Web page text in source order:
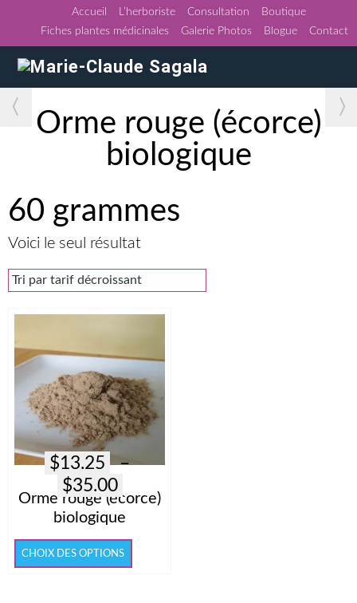
Accueil L’herboriste Consultation
Boutique
Fiches plantes médicinales
Galerie Photos Blogue Contact
〈 〉
Orme rouge (écorce)
biologique
60 grammes
Voici le seul résultat
Orme rouge (écorce)
biologique
$13.25 –
$35.00
de
$13.25
à
CHOIX DES OPTIONS
Ce